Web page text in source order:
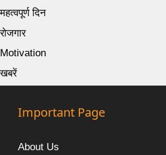
महत्वपूर्ण दिन
रोजगार
Motivation
खबरें
Important Page
About Us